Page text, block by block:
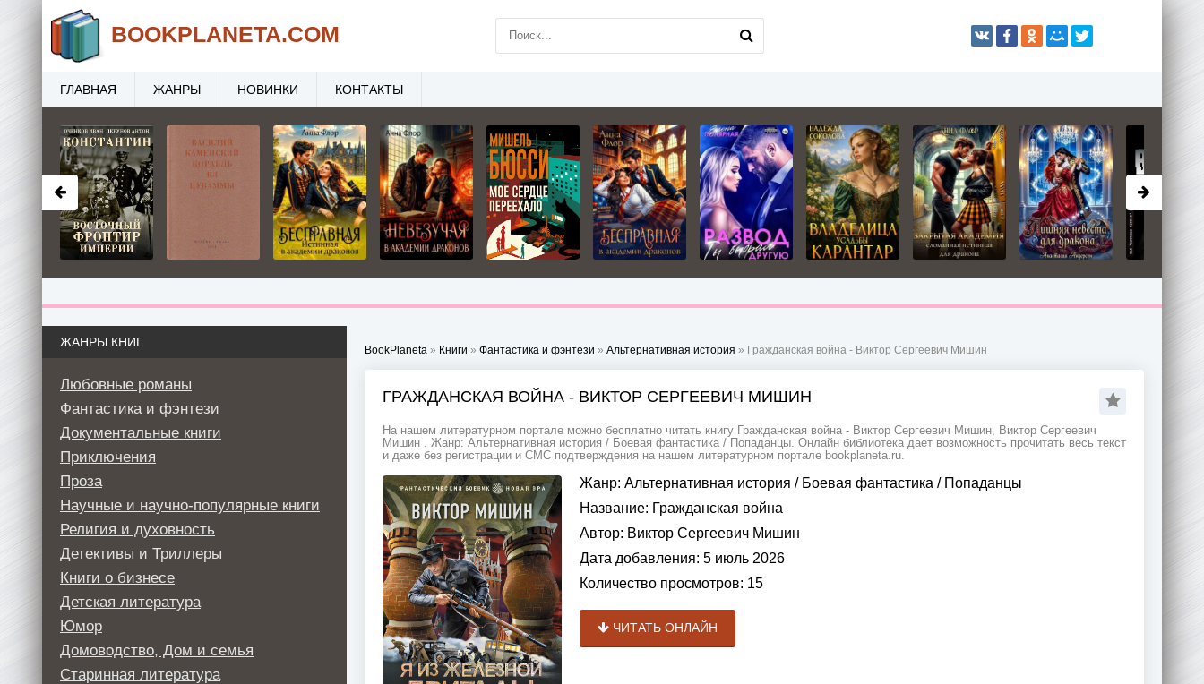
BookPlaneta » Книги » Фантастика и фэнтези » Альтернативная история » Гражданская война - Виктор Сергеевич Мишин
ГРАЖДАНСКАЯ ВОЙНА - ВИКТОР СЕРГЕЕВИЧ МИШИН
На нашем литературном портале можно бесплатно читать книгу Гражданская война - Виктор Сергеевич Мишин, Виктор Сергеевич
Мишин . Жанр: Альтернативная история / Боевая фантастика / Попаданцы. Онлайн библиотека дает возможность прочитать весь текст
и даже без регистрации и СМС подтверждения на нашем литературном портале bookplaneta.ru.
Жанр: Альтернативная история / Боевая фантастика / Попаданцы
Название: Гражданская война
Автор: Виктор Сергеевич Мишин
Дата добавления: 5 июль 2026
Количество просмотров: 15
ЧИТАТЬ ОНЛАЙН
ЖАНРЫ КНИГ
Любовные романы
Фантастика и фэнтези
Документальные книги
Приключения
Проза
Научные и научно-популярные книги
Религия и духовность
Детективы и Триллеры
Книги о бизнесе
Детская литература
Юмор
Домоводство, Дом и семья
Старинная литература
BOOKPLANETA.COM
ГЛАВНАЯ ЖАНРЫ НОВИНКИ КОНТАКТЫ